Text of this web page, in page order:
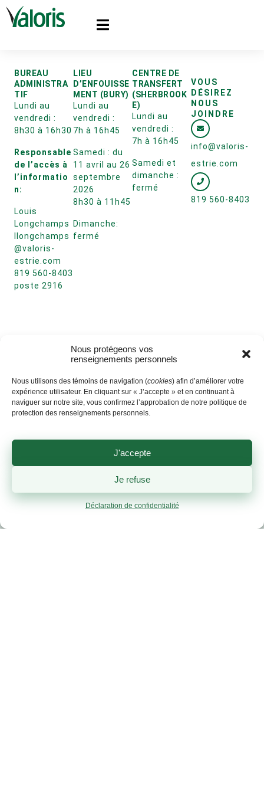
Nous protégeons vos
renseignements personnels
Nous utilisons des témoins de navigation (cookies) afin d’améliorer votre
expérience utilisateur. En cliquant sur « J’accepte » et en continuant à
naviguer sur notre site, vous confirmez l’approbation de notre politique de
protection des renseignements personnels.
J'accepte
Je refuse
Déclaration de confidentialité
BUREAU
ADMINISTRA
TIF
Lundi au
vendredi :
8h30 à 16h30
Responsable
de l’accès à
l’informatio
n:
Louis
Longchamps
llongchamps
@valoris-
estrie.com
819 560-8403
poste 2916
LIEU
D’ENFOUISSE
MENT (BURY)
Lundi au
vendredi :
7h à 16h45
Samedi : du
11 avril au 26
septembre
2026
8h30 à 11h45
Dimanche:
fermé
CENTRE DE
TRANSFERT
(SHERBROOK
E)
Lundi au
vendredi :
7h à 16h45
Samedi et
dimanche :
fermé
VOUS
DÉSIREZ
NOUS
JOINDRE
info@valoris-
estrie.com
819 560-8403